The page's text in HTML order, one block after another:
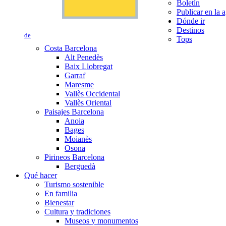
de
Boletín
Publicar en la
Dónde ir
Destinos
Tops
Costa Barcelona
Alt Penedès
Baix Llobregat
Garraf
Maresme
Vallès Occidental
Vallès Oriental
Paisajes Barcelona
Anoia
Bages
Moianès
Osona
Pirineos Barcelona
Berguedà
Qué hacer
Turismo sostenible
En familia
Bienestar
Cultura y tradiciones
Museos y monumentos